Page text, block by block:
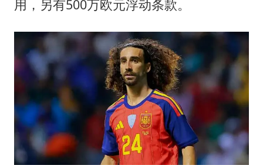
用，另有500万欧元浮动条款。